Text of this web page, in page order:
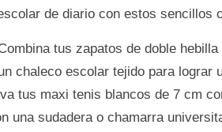
de diario con estos sencillos
tus zapatos de doble
chaleco escolar tejido para lograr
tus maxi tenis blancos de 7 cm
una sudadera o chamarra